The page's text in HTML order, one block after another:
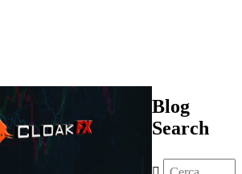
Blog
Search